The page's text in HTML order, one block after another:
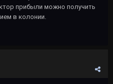
прибыли можно получить
в колонии.